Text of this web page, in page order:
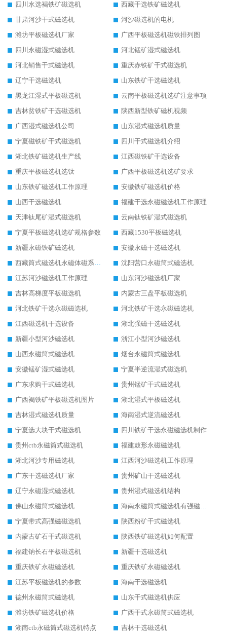
四川水选褐铁矿磁选机
西藏干选铁矿磁选机
甘肃河沙干式磁选机
河沙磁选机的电机
潍坊平板磁选机厂家
广西平板磁选机磁铁排列图
四川永磁湿式磁选机
河北锰矿湿式磁选机
河北销售干式磁选机
重庆赤铁矿干式磁选机
辽宁干选磁选机
山东铁矿干选磁选机
黑龙江湿式平板磁选机
云南平板磁选机选矿注意事项
吉林贫铁矿干选磁选机
陕西新型铁矿磁机视频
广西湿式磁选机公司
山东湿式磁选机质量
宁夏磁铁矿干式磁选机
四川干式磁选机介绍
湖北铁矿磁选机生产线
江西磁铁矿干选设备
重庆平板磁选机选钛
广西平板磁选机选矿要求
山东铁矿磁选机工作原理
安徽铁矿磁选机价格
山西干选磁选机
福建干选永磁磁选机工作原理
天津钛尾矿湿式磁选机
云南钛铁矿湿式磁选机
宁夏平板磁选机选矿规格参数
西藏1530平板磁选机
新疆永磁铁矿磁选机
安徽永磁干选磁选机
西藏筒式磁选机永磁体磁系设计
沈阳营口永磁筒式磁选机
江苏河沙磁选机工作原理
山东河沙磁选机厂家
吉林高梯度平板磁选机
内蒙古三盘平板磁选机
河北铁矿干选永磁磁选机
河北铁矿干选永磁磁选机
江西磁选机干选设备
湖北强磁干选磁选机
新疆小型河沙磁选机
浙江小型河沙磁选机
山西永磁筒式磁选机
烟台永磁筒式磁选机
安徽锰矿湿式磁选机
宁夏半逆流湿式磁选机
广东求购干式磁选机
贵州锰矿干式磁选机
广西褐铁矿平板磁选机图片
湖北湿式平板磁选机
吉林湿式磁选机质量
海南湿式逆流磁选机
宁夏选大块干式磁选机
四川铁矿干选永磁磁选机制作
贵州ctb永磁筒式磁选机
福建鼓形永磁磁选机
湖北河沙专用磁选机
江西河沙磁选机工作原理
广东干选磁选机厂家
贵州矿山干选磁选机
辽宁永磁湿式磁选机
贵州湿式磁选机结构
佛山永磁筒式磁选机
海南永磁筒式磁选机有强磁的吗
宁夏带式高强磁磁选机
陕西粉矿干式磁选机
内蒙古矿石干式磁选机
陕西铁矿磁选机如何配置
福建钠长石平板磁选机
新疆干选磁选机
重庆铁矿永磁磁选机
重庆铁矿永磁磁选机
江苏平板磁选机的参数
海南干选磁选机
德州永磁筒式磁选机
山东干式磁选机供应
潍坊铁矿磁选机价格
广西干式永磁筒式磁选机
湖南ctb永磁筒式磁选机特点
吉林干选磁选机